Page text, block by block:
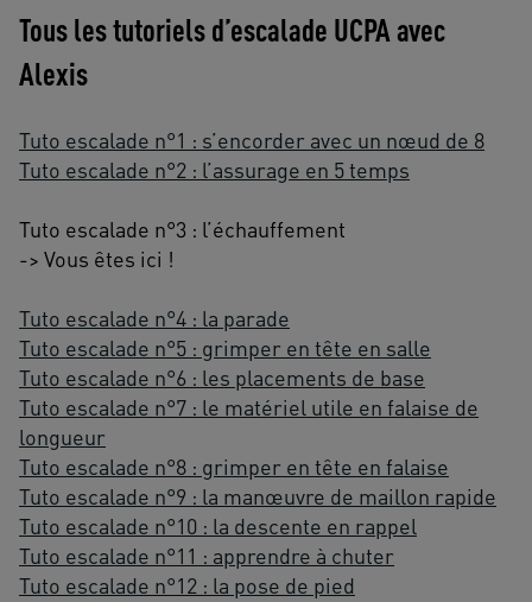
Tous les tutoriels d’escalade UCPA avec
Alexis
Tuto escalade n°1 : s’encorder avec un nœud de 8
Tuto escalade n°2 : l’assurage en 5 temps
Tuto escalade n°3 : l’échauffement
-> Vous êtes ici !
Tuto escalade n°4 : la parade
Tuto escalade n°5 : grimper en tête en salle
Tuto escalade n°6 : les placements de base
Tuto escalade n°7 : le matériel utile en falaise de
longueur
Tuto escalade n°8 : grimper en tête en falaise
Tuto escalade n°9 : la manœuvre de maillon rapide
Tuto escalade n°10 : la descente en rappel
Tuto escalade n°11 : apprendre à chuter
Tuto escalade n°12 : la pose de pied